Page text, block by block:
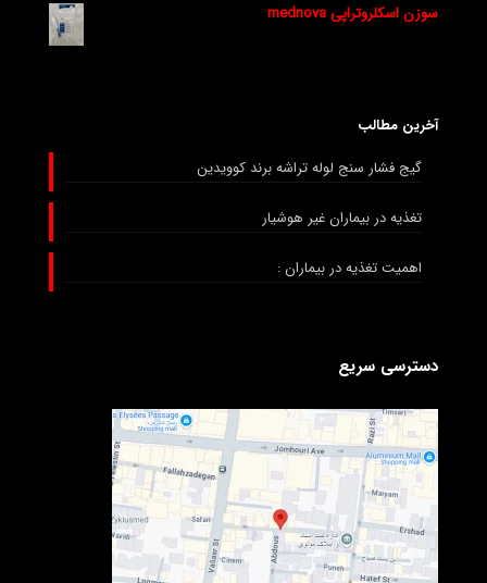
سوزن اسکلروتراپی mednova
آخرین مطالب
گیج فشار سنج لوله تراشه برند کوویدین
تغذیه در بیماران غیر هوشیار
اهمیت تغذیه در بیماران :
دسترسی سریع